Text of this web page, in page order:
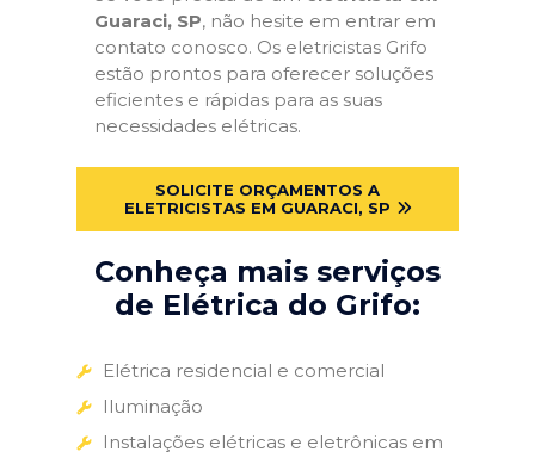
Guaraci, SP, não hesite em entrar em
contato conosco. Os eletricistas Grifo
estão prontos para oferecer soluções
eficientes e rápidas para as suas
necessidades elétricas.
SOLICITE ORÇAMENTOS A
ELETRICISTAS EM GUARACI, SP
Conheça mais serviços
de Elétrica do Grifo:
Elétrica residencial e comercial
Iluminação
Instalações elétricas e eletrônicas em